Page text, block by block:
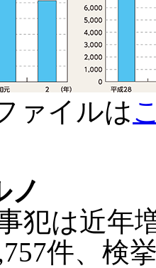
ァイルは
犯は近年
件、検